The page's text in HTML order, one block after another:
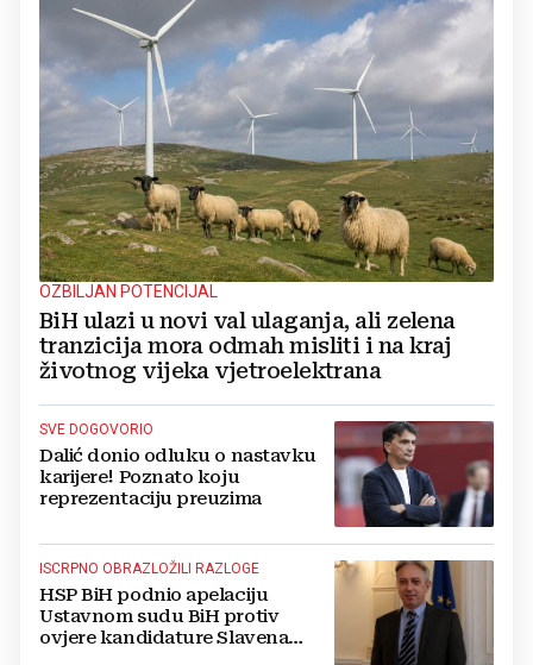
OZBILJAN POTENCIJAL
BiH ulazi u novi val ulaganja, ali zelena
tranzicija mora odmah misliti i na kraj
životnog vijeka vjetroelektrana
SVE DOGOVORIO
Dalić donio odluku o nastavku
karijere! Poznato koju
reprezentaciju preuzima
ISCRPNO OBRAZLOŽILI RAZLOGE
HSP BiH podnio apelaciju
Ustavnom sudu BiH protiv
ovjere kandidature Slavena